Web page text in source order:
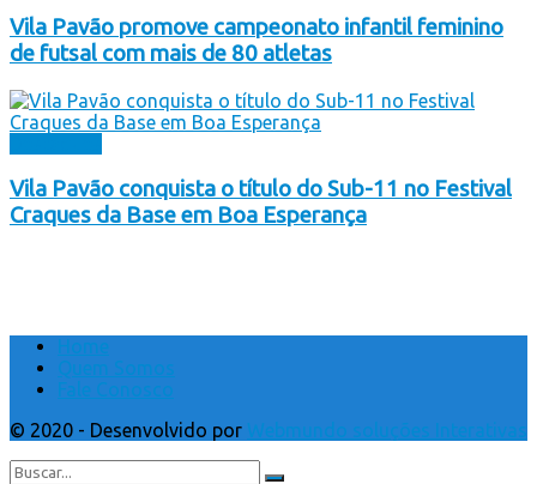
Vila Pavão promove campeonato infantil feminino
de futsal com mais de 80 atletas
Vila Pavão conquista o título do Sub-11 no Festival
Craques da Base em Boa Esperança
Home
Quem Somos
Fale Conosco
© 2020 - Desenvolvido por Webmundo soluções Interativas